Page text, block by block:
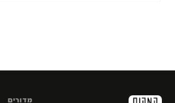
מדורים